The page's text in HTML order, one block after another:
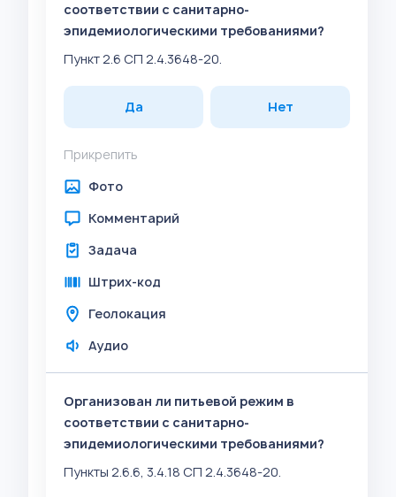
соответствии с санитарно-
эпидемиологическими требованиями?
Пункт 2.6 СП 2.4.3648-20.
Да Нет
Прикрепить
Фото
Комментарий
Задача
Штрих-код
Геолокация
Аудио
Организован ли питьевой режим в
соответствии с санитарно-
эпидемиологическими требованиями?
Пункты 2.6.6, 3.4.18 СП 2.4.3648-20.